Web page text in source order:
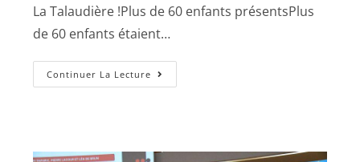
La Talaudière !Plus de 60 enfants présentsPlus
de 60 enfants étaient…
Continuer La Lecture